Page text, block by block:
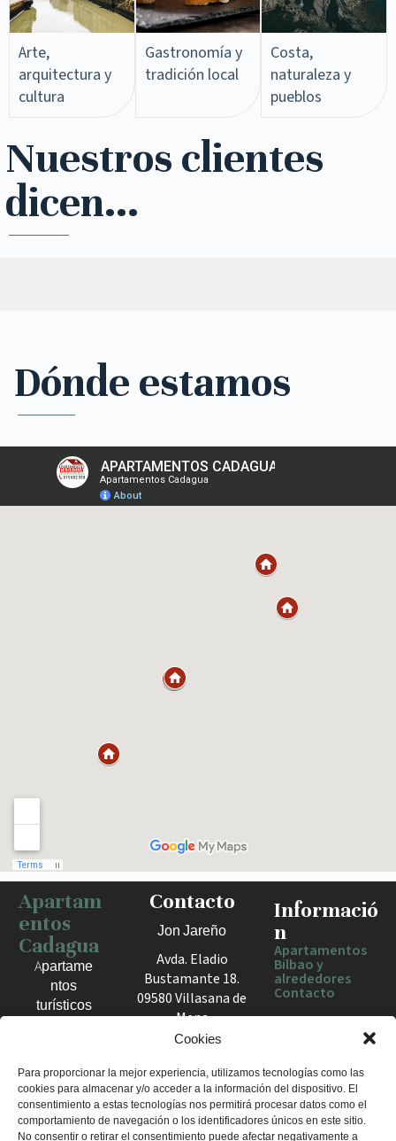
Cookies
Para proporcionar la mejor experiencia, utilizamos tecnologías como las
cookies para almacenar y/o acceder a la información del dispositivo. El
consentimiento a estas tecnologías nos permitirá procesar datos como el
comportamiento de navegación o los identificadores únicos en este sitio.
No consentir o retirar el consentimiento puede afectar negativamente a
Arte,
arquitectura y
cultura
Gastronomía y
tradición local
Costa,
naturaleza y
pueblos
Nuestros clientes
dicen...
Dónde estamos
Haz clic para activar el mapa
Apartam
entos
Cadagua
Apartame
ntos
turísticos
el Valle
de Mena.
Estancias
cómodas
Contacto
Jon Jareño
Avda. Eladio
Bustamante 18.
09580 Villasana de
Mena
España
+34 675 602
960
apartamentosc
Informació
n
Apartamentos
Bilbao y
alrededores
Contacto